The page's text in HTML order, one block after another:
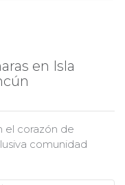
en Isla
el corazón de
comunidad